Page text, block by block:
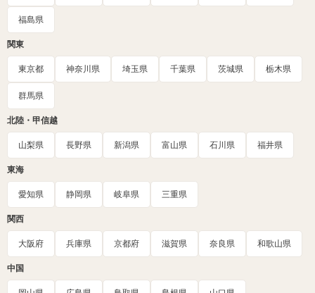
福島県
関東
東京都 神奈川県 埼玉県 千葉県 茨城県 栃木県
群馬県
北陸・甲信越
山梨県 長野県 新潟県 富山県 石川県 福井県
東海
愛知県 静岡県 岐阜県 三重県
関西
大阪府 兵庫県 京都府 滋賀県 奈良県 和歌山県
中国